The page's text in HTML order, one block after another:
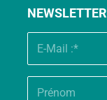
NEWSLETTER